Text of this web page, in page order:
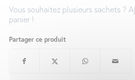
Vous souhaitez plusieurs sachets ?
panier !
Partager ce produit